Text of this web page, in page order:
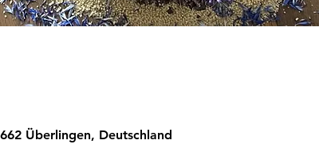
Überlingen, Deutschland